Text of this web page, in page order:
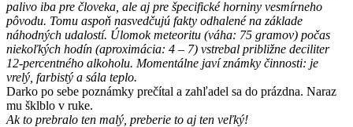
palivo iba pre človeka, ale aj pre špecifické horniny vesmírneho
pôvodu. Tomu aspoň nasvedčujú fakty odhalené na základe
náhodných udalostí. Úlomok meteoritu (váha: 75 gramov) počas
niekoľkých hodín (aproximácia: 4 – 7) vstrebal približne deciliter
12-percentného alkoholu. Momentálne javí známky činnosti: je
vrelý, farbistý a sála teplo.
Darko po sebe poznámky prečítal a zahľadel sa do prázdna. Naraz
mu šklblo v ruke.
Ak to prebralo ten malý, preberie to aj ten veľký!